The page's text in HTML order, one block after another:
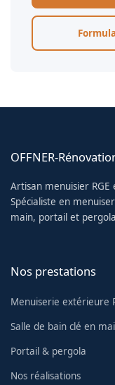
OFFNER-
Artisan menuisier
Spécialiste en
main, portail et
Nos prestations
Menuiserie extérieure
Salle de bain clé en
Portail & pergola
Nos réalisations